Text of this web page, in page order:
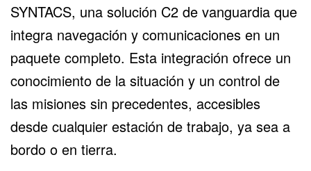
SYNTACS, una solución C2 de vanguardia que
integra navegación y comunicaciones en un
paquete completo. Esta integración ofrece un
conocimiento de la situación y un control de
las misiones sin precedentes, accesibles
desde cualquier estación de trabajo, ya sea a
bordo o en tierra.